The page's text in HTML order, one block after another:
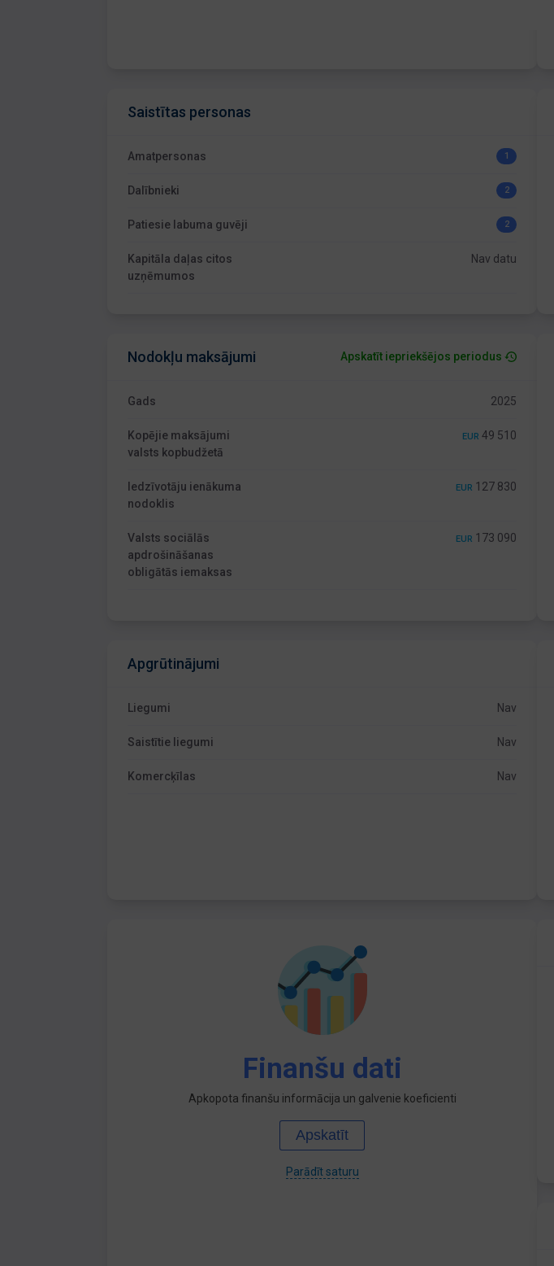
Saistītas personas
Amatpersonas 1
Dalībnieki 2
Patiesie labuma guvēji 2
Kapitāla daļas citos
uzņēmumos
Nav datu
Nodokļu maksājumi Apskatīt iepriekšējos periodus
Gads 2025
Kopējie maksājumi
valsts kopbudžetā
EUR 49 510
Iedzīvotāju ienākuma
nodoklis
EUR 127 830
Valsts sociālās
apdrošināšanas
obligātās iemaksas
EUR 173 090
Apgrūtinājumi
Liegumi Nav
Saistītie liegumi Nav
Komercķīlas Nav
Finanšu dati
Apkopota finanšu informācija un galvenie koeficienti
Apskatīt
Parādīt saturu